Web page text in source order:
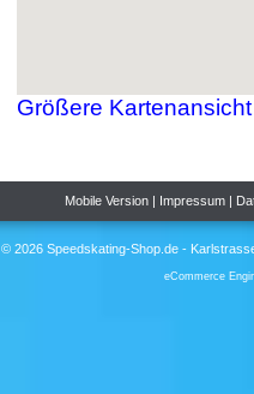
Größere Kartenansicht
Mobile Version| Impressum|
© 2026 Speedskating-Shop.de -
eCommerce